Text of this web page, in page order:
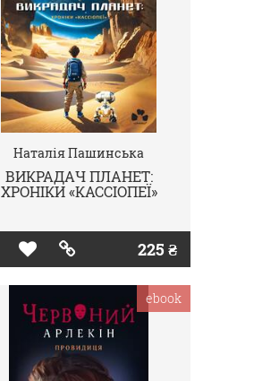
Наталія Пашинська
ВИКРАДАЧ ПЛАНЕТ:
ХРОНІКИ «КАССІОПЕЇ»
225 ₴
ebook